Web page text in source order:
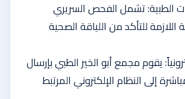
الطبية: تشمل الفحص السريري
اللازمة للتأكد من اللياقة الصحية
يقوم مجمع أبو الخير الطبي بإرسال
إلى النظام الإلكتروني المرتبط